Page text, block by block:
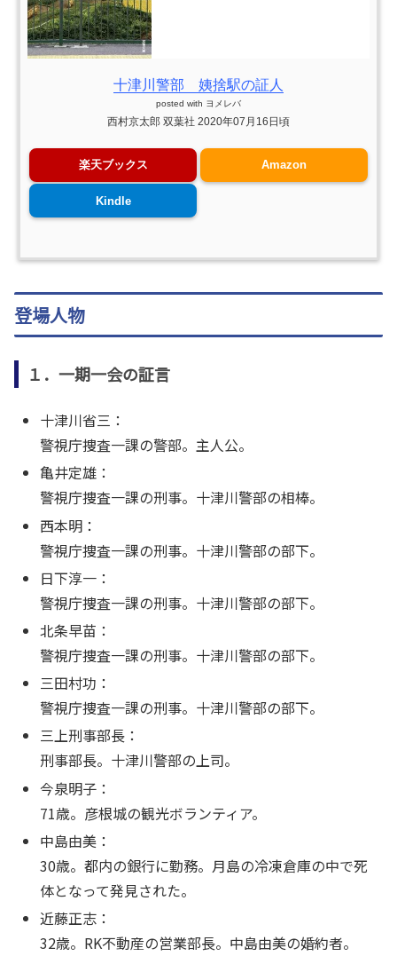
十津川警部 姨捨駅の証人
posted with ヨメレバ
西村京太郎 双葉社 2020年07月16日頃
楽天ブックス Amazon
Kindle
登場人物
１．一期一会の証言
十津川省三：
警視庁捜査一課の警部。主人公。
亀井定雄：
警視庁捜査一課の刑事。十津川警部の相棒。
西本明：
警視庁捜査一課の刑事。十津川警部の部下。
日下淳一：
警視庁捜査一課の刑事。十津川警部の部下。
北条早苗：
警視庁捜査一課の刑事。十津川警部の部下。
三田村功：
警視庁捜査一課の刑事。十津川警部の部下。
三上刑事部長：
刑事部長。十津川警部の上司。
今泉明子：
71歳。彦根城の観光ボランティア。
中島由美：
30歳。都内の銀行に勤務。月島の冷凍倉庫の中で死
体となって発見された。
近藤正志：
32歳。RK不動産の営業部長。中島由美の婚約者。